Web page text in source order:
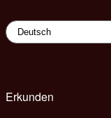
Erkunden